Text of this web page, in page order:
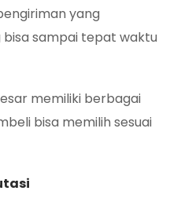
yang
sampai tepat waktu
memiliki berbagai
bisa memilih sesuai